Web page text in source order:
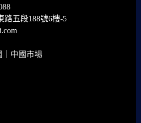
路五段188號6樓-5
｜中國市場